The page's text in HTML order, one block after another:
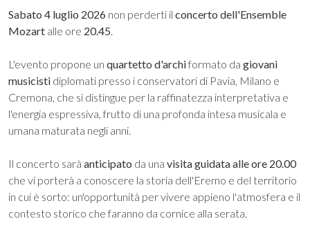
Sabato 4 luglio 2026 non perderti il concerto dell'Ensemble
Mozart alle ore 20.45.
L'evento propone un quartetto d'archiformato da giovani
musicisti diplomati presso i conservatori di Pavia, Milano e
Cremona, che si distingue per la raffinatezza interpretativa e
l'energia espressiva, frutto di una profonda intesa musicala e
umana maturata negli anni.
Il concerto sarà anticipato da una visita guidata alle ore 20.00
che vi porterà a conoscere la storia dell'Eremo e del territorio
in cui è sorto: un'opportunità per vivere appieno l'atmosfera e il
contesto storico che faranno da cornice alla serata.